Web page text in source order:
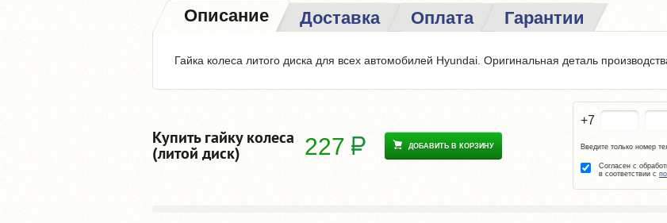
Описание Доставка Оплата Гарантии
Гайка колеса литого диска для всех автомобилей Hyundai. Оригинальная деталь
Купить гайку колеса
(литой диск) 227 ДОБАВИТЬ В КОРЗИНУ
+7
Введите только номер
Согласен с
в соответствии с